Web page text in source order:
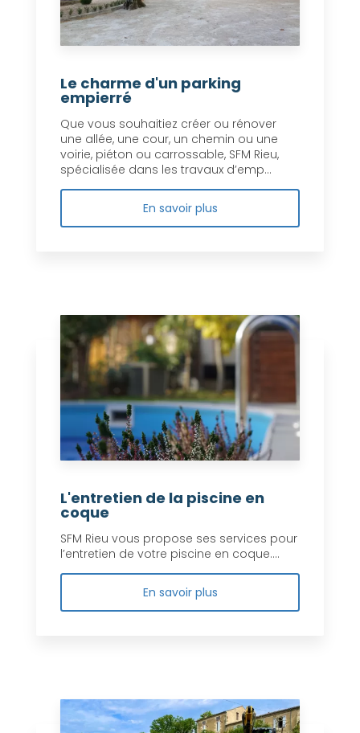
Le charme d'un parking
empierré
Que vous souhaitiez créer ou rénover
une allée, une cour, un chemin ou une
voirie, piéton ou carrossable, SFM Rieu,
spécialisée dans les travaux d’emp...
En savoir plus
L'entretien de la piscine en
coque
SFM Rieu vous propose ses services pour
l’entretien de votre piscine en coque....
En savoir plus